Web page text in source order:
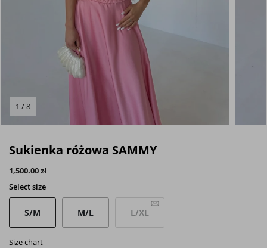
1 / 8
Sukienka różowa SAMMY
1,500.00 zł
Selectsize
S/M M/L L/XL
Size chart